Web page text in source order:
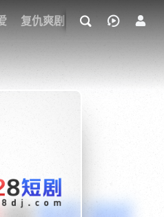
复仇爽剧 玄幻武侠 奇幻